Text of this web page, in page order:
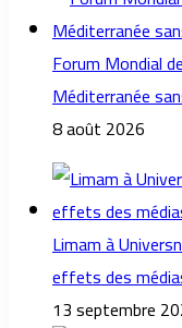
Forum Mondial
Méditerranée
8 août 2026
Limam à
effets des
13 septembre